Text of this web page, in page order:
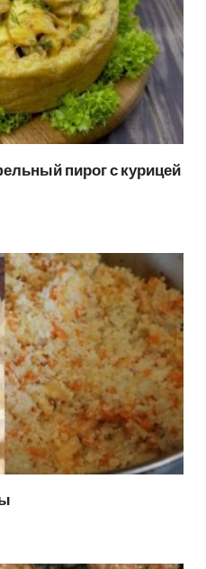
пирог с курицей